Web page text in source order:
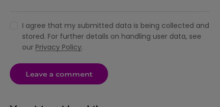
I agree that my submitted data is being collected and
stored. For further details on handling user data, see
our Privacy Policy.